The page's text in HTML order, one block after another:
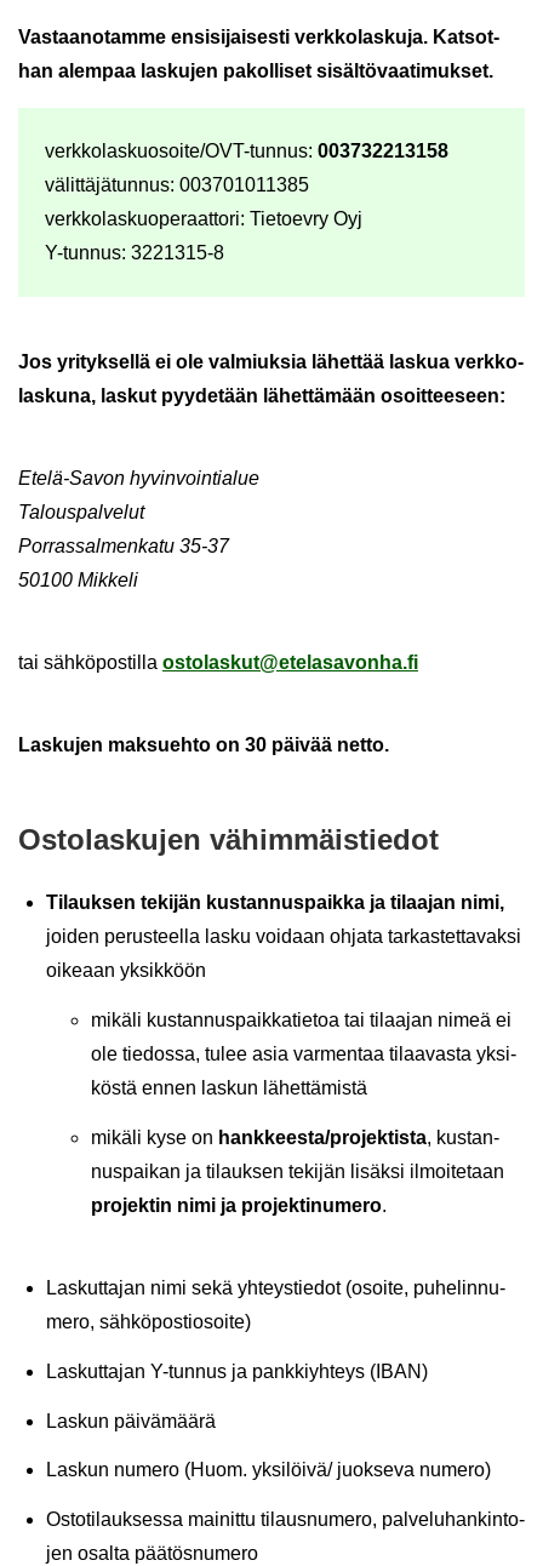
Vas­taa­no­tam­me en­si­si­jai­ses­ti verk­ko­las­ku­ja. Kat­sot­
han alem­paa las­ku­jen pa­kol­li­set si­säl­tö­vaa­ti­muk­set.
verk­ko­las­kuo­soi­te/OVT-​tunnus:003732213158
vä­lit­tä­jä­tun­nus: 003701011385
verk­ko­las­kuo­pe­raat­to­ri: Tie­toev­ry Oyj
Y-​tunnus: 3221315-8
Jos yri­tyk­sel­lä ei ole val­miuk­sia lä­het­tää las­kua verk­ko­
las­ku­na, las­kut pyy­de­tään lä­het­tä­mään osoit­tee­seen:
Etelä-​Savon hy­vin­voin­tia­lue
Ta­lous­pal­ve­lut
Por­ras­sal­men­ka­tu 35-37
50100 Mik­ke­li
tai säh­kö­pos­til­la os­to­las­kut@ete­la­sa­von­ha.fi
Las­ku­jen mak­sueh­to on 30 päi­vää netto.
Os­to­las­ku­jen vä­him­mäis­tie­dot
Ti­lauk­sen te­ki­jän kus­tan­nus­paik­ka ja ti­laa­jan nimi,
joi­den pe­rus­teel­la lasku voi­daan oh­ja­ta tar­kas­tet­ta­vak­si
oi­ke­aan yk­sik­köön
mi­kä­li kus­tan­nus­paik­ka­tie­toa tai ti­laa­jan nimeä ei
ole tie­dos­sa, tulee asia var­men­taa ti­laa­vas­ta yk­si­
kös­tä ennen las­kun lä­het­tä­mis­tä
mi­kä­li kyse on hank­kees­ta/pro­jek­tis­ta, kus­tan­
nus­pai­kan ja ti­lauk­sen te­ki­jän li­säk­si il­moi­te­taan
pro­jek­tin nimi ja pro­jek­ti­nu­me­ro.
Las­kut­ta­jan nimi sekä yh­teys­tie­dot (osoi­te, pu­he­lin­nu­
me­ro, säh­kö­pos­tio­soi­te)
Las­kut­ta­jan Y-​tunnus ja pank­kiyh­teys (IBAN)
Las­kun päi­vä­mää­rä
Las­kun nu­me­ro (Huom. yk­si­löi­vä/ juok­se­va nu­me­ro)
Os­to­ti­lauk­ses­sa mai­nit­tu ti­laus­nu­me­ro, pal­ve­lu­han­kin­to­
jen osal­ta pää­tös­nu­me­ro